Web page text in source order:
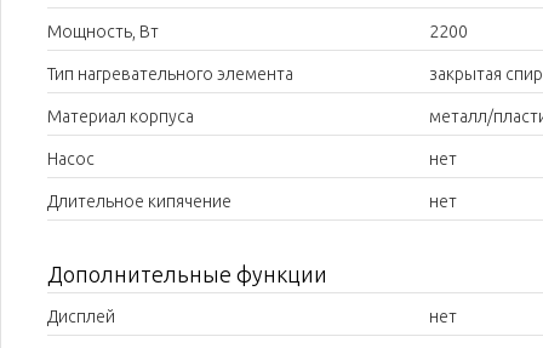
Мощность, Вт 2200
Тип нагревательного элемента закрытая
Материал корпуса металл/
Насос нет
Длительное кипячение нет
Дополнительные функции
Дисплей нет